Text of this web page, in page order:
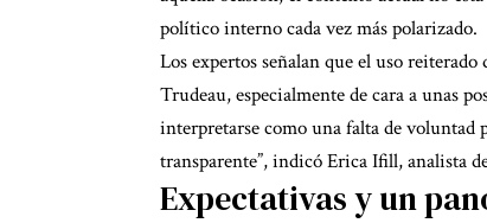
político interno cada vez más polarizado.
Los expertos señalan que el uso
Trudeau, especialmente de cara a unas
interpretarse como una falta de voluntad
transparente”, indicó Erica Ifill, analista
Expectativas y un